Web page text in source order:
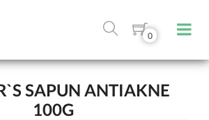
0
SAPUN ANTIAKNE
100G